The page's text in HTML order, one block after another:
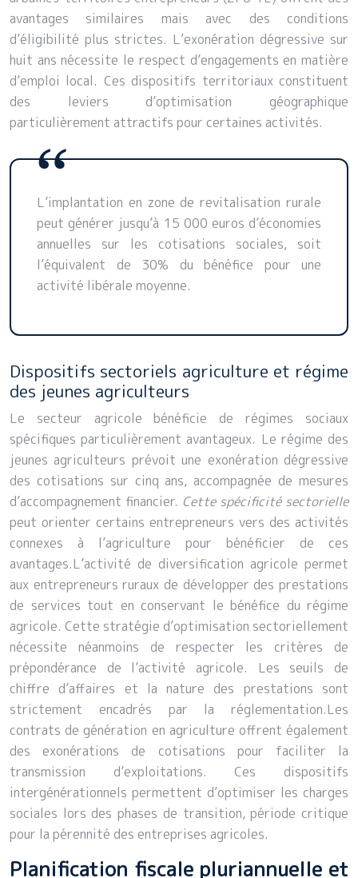
avantages similaires mais avec des conditions
d’éligibilité plus strictes. L’exonération dégressive sur
huit ans nécessite le respect d’engagements en matière
d’emploi local. Ces dispositifs territoriaux constituent
des leviers d’optimisation géographique
particulièrement attractifs pour certaines activités.
L’implantation en zone de revitalisation rurale
peut générer jusqu’à 15 000 euros d’économies
annuelles sur les cotisations sociales, soit
l’équivalent de 30% du bénéfice pour une
activité libérale moyenne.
Dispositifs sectoriels agriculture et régime
des jeunes agriculteurs
Le secteur agricole bénéficie de régimes sociaux
spécifiques particulièrement avantageux. Le régime des
jeunes agriculteurs prévoit une exonération dégressive
des cotisations sur cinq ans, accompagnée de mesures
d’accompagnement financier. Cette spécificité sectorielle
peut orienter certains entrepreneurs vers des activités
connexes à l’agriculture pour bénéficier de ces
avantages.L’activité de diversification agricole permet
aux entrepreneurs ruraux de développer des prestations
de services tout en conservant le bénéfice du régime
agricole. Cette stratégie d’optimisation sectoriellement
nécessite néanmoins de respecter les critères de
prépondérance de l’activité agricole. Les seuils de
chiffre d’affaires et la nature des prestations sont
strictement encadrés par la réglementation.Les
contrats de génération en agriculture offrent également
des exonérations de cotisations pour faciliter la
transmission d’exploitations. Ces dispositifs
intergénérationnels permettent d’optimiser les charges
sociales lors des phases de transition, période critique
pour la pérennité des entreprises agricoles.
Planification fiscale pluriannuelle et